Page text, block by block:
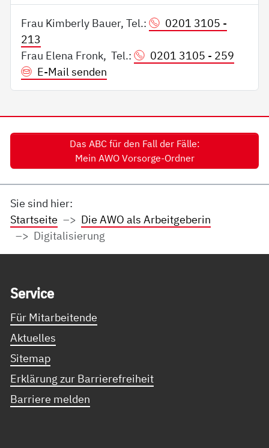
Frau Kimberly Bauer, Tel.:
0201 3105 -
213
Frau Elena Fronk, Tel.:
0201 3105 - 259
E-Mail senden
Das ABC für den Fall der Fälle:
Mein AWO Vorsorge-Ordner
Sie sind hier:
Startseite
Die AWO als Arbeitgeberin
Digitalisierung
Ser­vice
Für Mitarbeitende
Aktuelles
Sitemap
Erklärung zur Barrierefreiheit
Barriere melden